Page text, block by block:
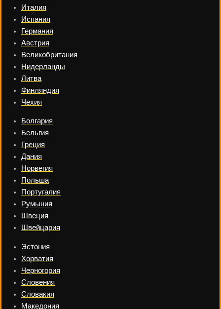
Италия
Испания
Германия
Австрия
Великобритания
Нидерланды
Литва
Финляндия
Чехия
Болгария
Бельгия
Греция
Дания
Норвегия
Польша
Португалия
Румыния
Швеция
Швейцария
Эстония
Хорватия
Черногория
Словения
Словакия
Македония